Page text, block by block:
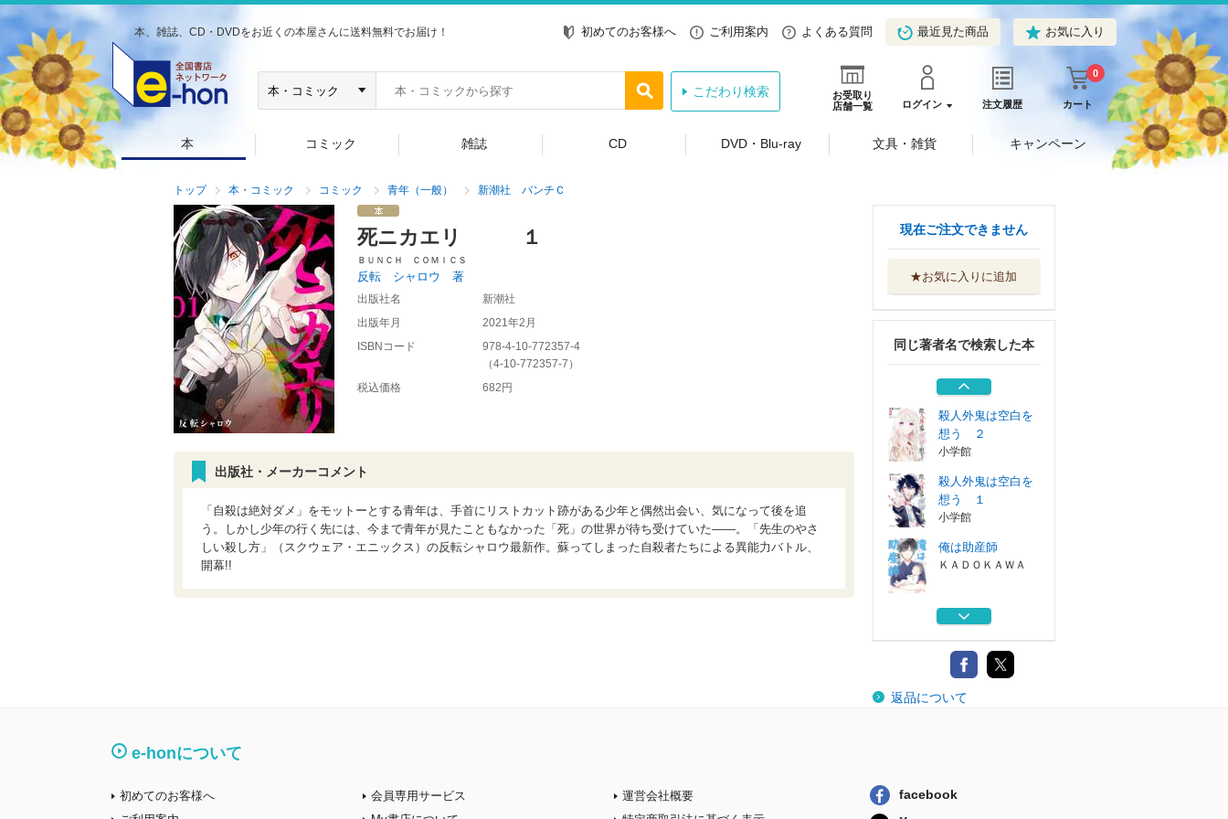
本、雑誌、CD・DVDをお近くの本屋さんに送料無料でお届け！ 初めてのお客様へ ご利用案内 よくある質問 最近見た商品 お気に入り
お受取り
店舗一覧
ログイン 注文履歴 カート
0
こだわり検索
本 コミック 雑誌 CD DVD・Blu-ray 文具・雑貨 キャンペーン
トップ 本・コミック コミック 青年（一般） 新潮社 バンチＣ
死ニカエリ １
ＢＵＮＣＨ ＣＯＭＩＣＳ
反転 シャロウ 著
出版社名
新潮社
出版年月
2021年2月
ISBNコード
978-4-10-772357-4
（4-10-772357-7 ）
税込価格
682円
出版社・メーカーコメント
「自殺は絶対ダメ」をモットーとする青年は、手首にリストカット跡がある少年と偶然出会い、気になって後を追
う。しかし少年の行く先には、今まで青年が見たこともなかった「死」の世界が待ち受けていた――。「先生のやさ
しい殺し方」（スクウェア・エニックス）の反転シャロウ最新作。蘇ってしまった自殺者たちによる異能力バトル、
開幕!!
現在ご注文できません
★お気に入りに追加
同じ著者名で検索した本
ＫＡＤＯＫＡＷＡ
先生のやさしい殺
スクウェア・エ...
先生のやさしい殺
し方 ５
スクウェア・エ...
殺人外鬼は空白を
想う ２
小学館
殺人外鬼は空白を
想う １
小学館
俺は助産師
ＫＡＤＯＫＡＷＡ
先生のやさしい殺
スクウェア・エ...
先生のやさしい殺
し方 ５
返品について
e-honについて
初めてのお客様へ
会員専用サービス
運営会社概要
facebook